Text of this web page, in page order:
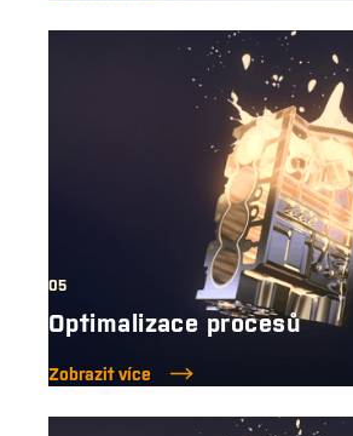
05
Optimalizace procesů
Zobrazit více